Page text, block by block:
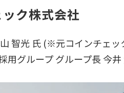
ク株式会社
智光 氏 (※元コインチェッ
用グループ グループ長 今井